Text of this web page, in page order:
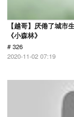
【越哥】厌倦了城市
《小森林》
# 326
2020-11-02 07:19